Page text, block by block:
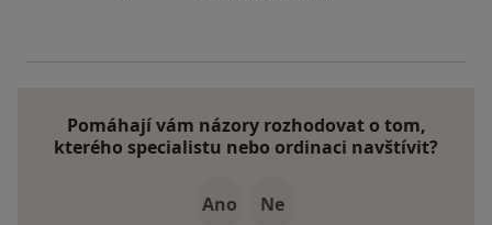
Pomáhají vám názory rozhodovat o tom,
kterého specialistu nebo ordinaci navštívit?
Ano Ne